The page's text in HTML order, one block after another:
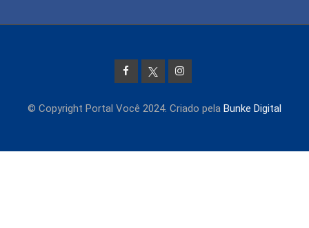
© Copyright Portal Você 2024. Criado pela Bunke Digital